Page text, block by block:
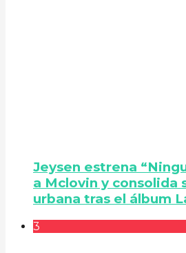
Jeysen estrena
a Mclovin y consolida
urbana tras el álbum
3